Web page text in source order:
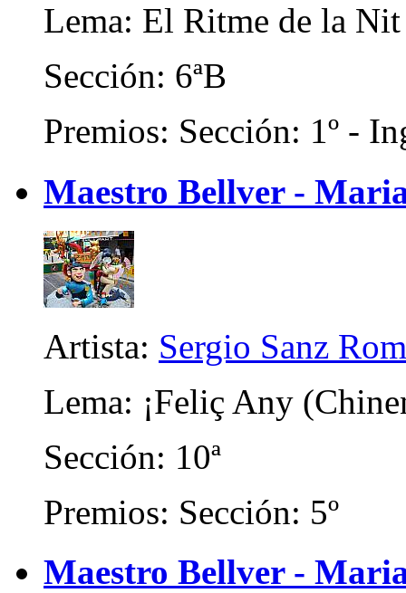
Lema: El Ritme de la Nit
Sección: 6ªB
Premios: Sección: 1º -
Maestro Bellver -
Artista: Sergio Sanz
Lema: ¡Feliç Any
Sección: 10ª
Premios: Sección: 5º
Maestro Bellver -